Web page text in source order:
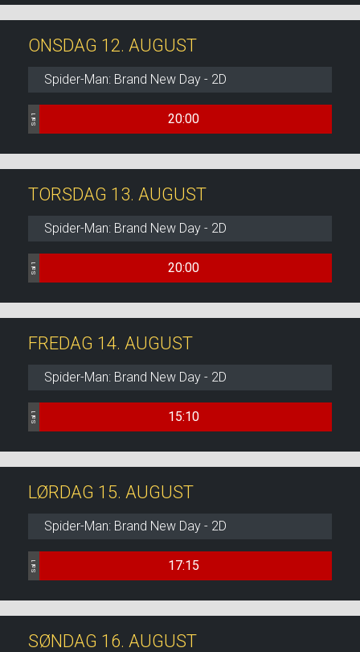
ONSDAG 12. AUGUST
Spider-Man: Brand New Day - 2D
Sal 1 20:00
TORSDAG 13. AUGUST
Spider-Man: Brand New Day - 2D
Sal 1 20:00
FREDAG 14. AUGUST
Spider-Man: Brand New Day - 2D
Sal 1 15:10
LØRDAG 15. AUGUST
Spider-Man: Brand New Day - 2D
Sal 1 17:15
SØNDAG 16. AUGUST